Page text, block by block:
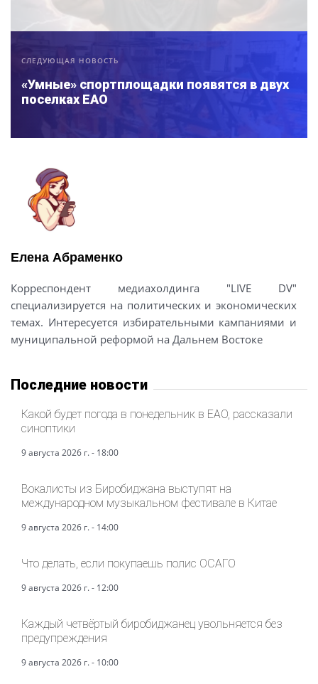
СЛЕДУЮЩАЯ НОВОСТЬ
«Умные» спортплощадки появятся в двух
поселках ЕАО
Елена Абраменко
Корреспондент медиахолдинга "LIVE DV"
специализируется на политических и экономических
темах. Интересуется избирательными кампаниями и
муниципальной реформой на Дальнем Востоке
Последние новости
Какой будет погода в понедельник в ЕАО, рассказали
синоптики
9 августа 2026 г. - 18:00
Вокалисты из Биробиджана выступят на
международном музыкальном фестивале в Китае
9 августа 2026 г. - 14:00
Что делать, если покупаешь полис ОСАГО
9 августа 2026 г. - 12:00
Каждый четвёртый биробиджанец увольняется без
предупреждения
9 августа 2026 г. - 10:00